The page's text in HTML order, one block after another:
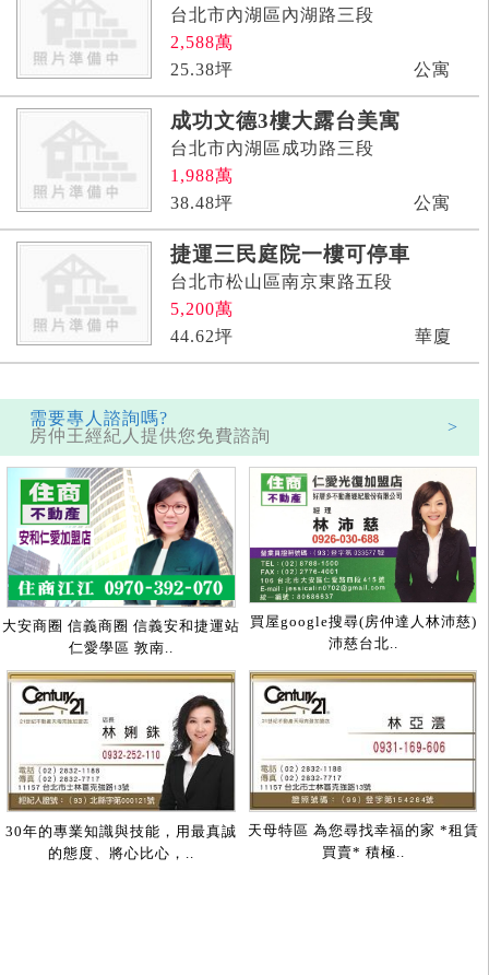
台北市內湖區內湖路三段
2,588萬
25.38坪 公寓
成功文德3樓大露台美寓
台北市內湖區成功路三段
1,988萬
38.48坪 公寓
捷運三民庭院一樓可停車
台北市松山區南京東路五段
5,200萬
44.62坪 華廈
需要專人諮詢嗎?
房仲王經紀人提供您免費諮詢
>
大安商圈 信義商圈 信義安和捷運站
仁愛學區 敦南..
買屋google搜尋(房仲達人林沛慈)
沛慈台北..
30年的專業知識與技能，用最真誠
的態度、將心比心，..
天母特區 為您尋找幸福的家 *租賃
買賣* 積極..